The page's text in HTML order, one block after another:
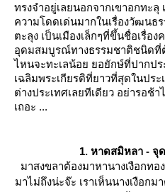
ทรงจำอยู่เลยนอกจากเขาอกทะลุ
ความโดดเด่นมากในเรื่องวัฒนธ
ตะลุง เป็นเมืองเล็กๆที่ขึ้นชื่อเรื่อง
อุดมสมบูรณ์ทางธรรมชาติชนิดที่
ไหนจะทะเลน้อ อยักษ์ที่ปากปร
เฉลิมพระเกียรติที่ยาวที่สุดในปร
ต่างประเทศเลยทีเดียว อย่ารอช้า
เถอะ ...
1. หาดสมิหลา - จุ
มาสงขลาต้องมาหานางเงือกท
มาไม่ถึงน่ะจ๊ะ เราเห็นนางเงือก